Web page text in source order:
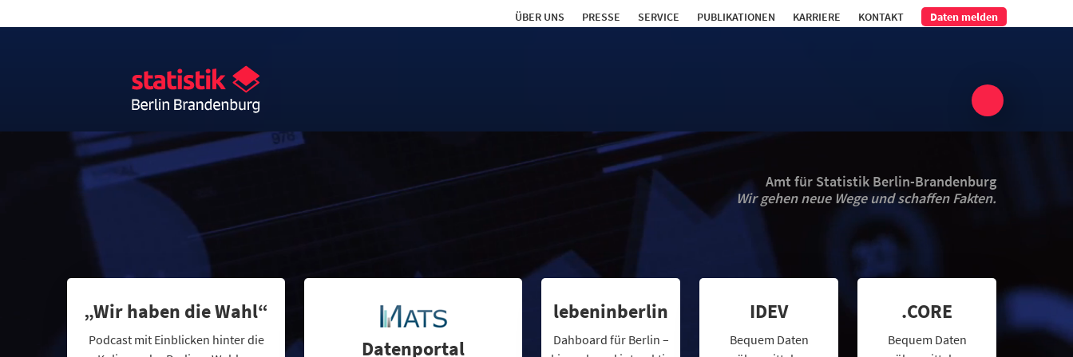
ÜBER UNS PRESSE SERVICE PUBLIKATIONEN KARRIERE KONTAKT Daten melden
Amt für Statistik Berlin-Brandenburg
Wir gehen neue Wege und schaffen Fakten.
„Wir haben die Wahl“
Podcast mit Einblicken hinter die
Datenportal
lebeninberlin
Dahboard für Berlin –
IDEV
Bequem Daten
.CORE
Bequem Daten